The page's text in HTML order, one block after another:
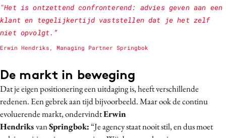
"Het is ontzettend confronterend: advies geven aan een
klant en tegelijkertijd vaststellen dat je het zelf
niet opvolgt.”
Erwin Hendriks, Managing Partner Springbok
De markt in beweging
Dat je eigen positionering een uitdaging is, heeft verschillende
redenen. Een gebrek aan tijd bijvoorbeeld. Maar ook de continu
evoluerende markt, ondervindtErwin
HendriksvanSpringbok:“Je agency staat nooit stil, en dus moet